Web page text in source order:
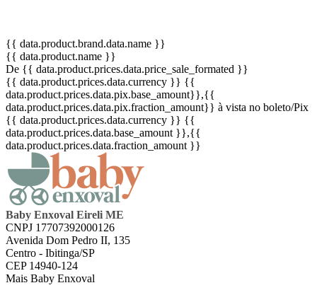
{{ data.product.brand.data.name }}
{{ data.product.name }}
De {{ data.product.prices.data.price_sale_formated }}
{{ data.product.prices.data.currency }} {{
data.product.prices.data.pix.base_amount}},{{
data.product.prices.data.pix.fraction_amount}} à vista no boleto/Pix
{{ data.product.prices.data.currency }} {{
data.product.prices.data.base_amount }},{{
data.product.prices.data.fraction_amount }}
Baby Enxoval Eireli ME
CNPJ 17707392000126
Avenida Dom Pedro II, 135
Centro - Ibitinga/SP
CEP 14940-124
Mais Baby Enxoval